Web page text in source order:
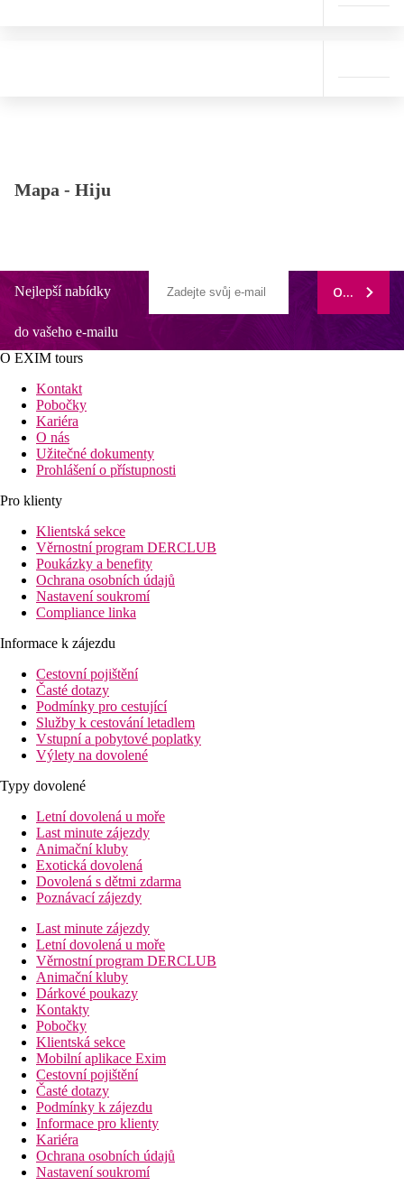
Mapa - Hiju
Nejlepší nabídky
do vašeho e-mailu
ODEBÍRAT
O EXIM tours
Kontakt
Pobočky
Kariéra
O nás
Užitečné dokumenty
Prohlášení o přístupnosti
Pro klienty
Klientská sekce
Věrnostní program DERCLUB
Poukázky a benefity
Ochrana osobních údajů
Nastavení soukromí
Compliance linka
Informace k zájezdu
Cestovní pojištění
Časté dotazy
Podmínky pro cestující
Služby k cestování letadlem
Vstupní a pobytové poplatky
Výlety na dovolené
Typy dovolené
Letní dovolená u moře
Last minute zájezdy
Animační kluby
Exotická dovolená
Dovolená s dětmi zdarma
Poznávací zájezdy
Last minute zájezdy
Letní dovolená u moře
Věrnostní program DERCLUB
Animační kluby
Dárkové poukazy
Kontakty
Pobočky
Klientská sekce
Mobilní aplikace Exim
Cestovní pojištění
Časté dotazy
Podmínky k zájezdu
Informace pro klienty
Kariéra
Ochrana osobních údajů
Nastavení soukromí